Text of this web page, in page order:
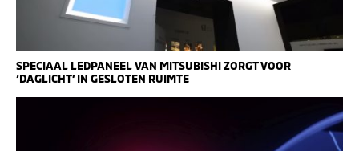
SPECIAAL LEDPANEEL VAN MITSUBISHI ZORGT VOOR
‘DAGLICHT’ IN GESLOTEN RUIMTE